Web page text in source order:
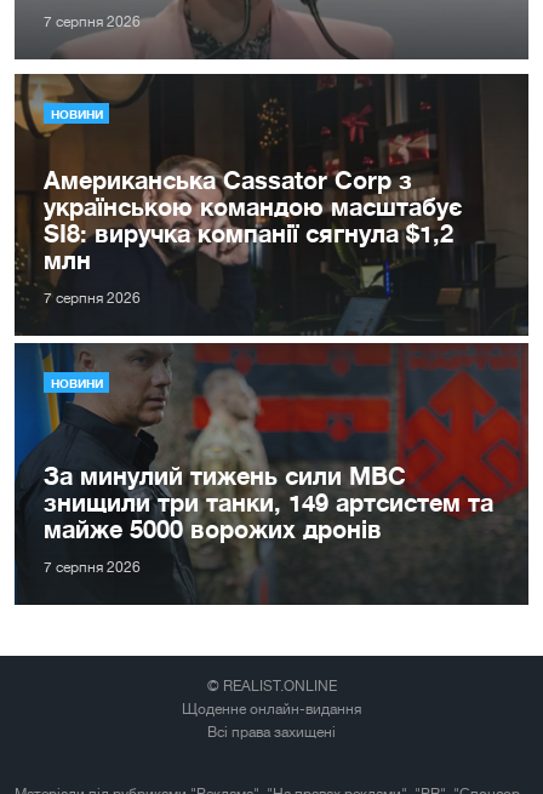
7 серпня 2026
НОВИНИ
Американська Cassator Corp з
українською командою масштабує
SI8: виручка компанії сягнула $1,2
млн
7 серпня 2026
НОВИНИ
За минулий тижень сили МВС
знищили три танки, 149 артсистем та
майже 5000 ворожих дронів
7 серпня 2026
© REALIST.ONLINE
Щоденне онлайн-видання
Всі права захищені